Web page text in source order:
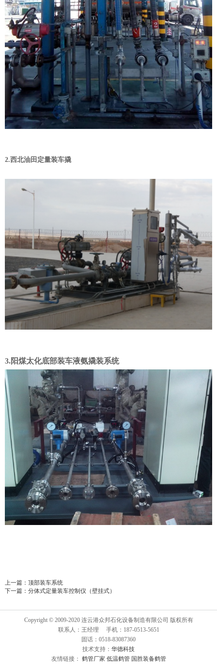
2.西北油田定量装车撬
3.阳煤太化底部装车液氨撬装系统
上一篇： 顶部装车系统
下一篇： 分体式定量装车控制仪（壁挂式）
Copyright © 2009-2020 连云港众邦石化设备制造有限公司 版权所有
联系人：王经理 手机：187-0513-5651
固话：0518-83087360
技术支持： 华德科技
友情链接： 鹤管厂家 低温鹤管 国胜装备鹤管